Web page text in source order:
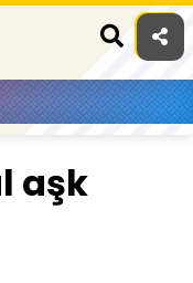
aşk